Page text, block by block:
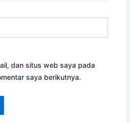
dan situs web saya pada
saya berikutnya.